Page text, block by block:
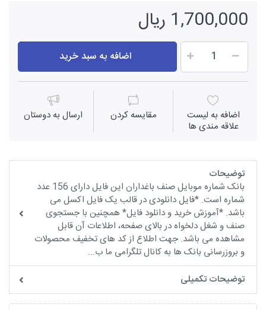
1,700,000 ریال
اضافه به سبد خرید
اضافه به لیست
علاقه مندی ها
مقايسه كردن ارسال به دوستان
توضیحات
بانک شماره موبایل صنف باغداران این فایل دارای 156 عدد
شماره است. *فایل دانلودی در قالب یک فایل اکسل می
باشد. *آموزش خرید و دانلود فایل* همچنین با جستجوی
صنف و شغل دلخواه در بالای صفحه، اطلاعات آن قابل
مشاهده می باشد. جهت اطلاع از کد های تخفیف محصولات
و بروزرسانی بانک ها به کانال تلگرامی ما ب...
توضیحات تکمیلی